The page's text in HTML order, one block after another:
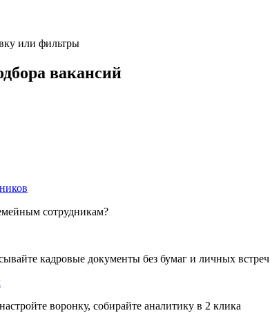
или фильтры
вакансий
сотрудникам?
кадровые документы без бумаг и личных встреч
воронку, собирайте аналитику в 2 клика